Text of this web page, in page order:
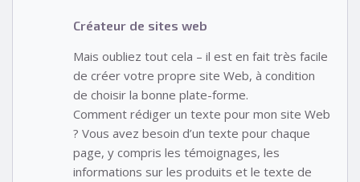
Créateur de sites web
Mais oubliez tout cela – il est en fait très facile
de créer votre propre site Web, à condition
de choisir la bonne plate-forme.
Comment rédiger un texte pour mon site Web
? Vous avez besoin d’un texte pour chaque
page, y compris les témoignages, les
informations sur les produits et le texte de